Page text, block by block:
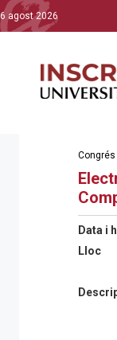
6 agost 2026
Congrés
Data i
Lloc